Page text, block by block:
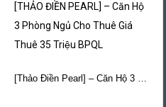
More Details
[THẢO ĐIỀN PEARL] – Căn Hộ
3 Phòng Ngủ Cho Thuê Giá
Thuê 35 Triệu BPQL
[Thảo Điền Pearl] – Căn Hộ 3 Phòng Ngủ…